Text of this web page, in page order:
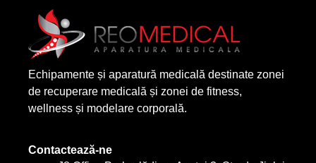
Echipamente și aparatură medicală destinate zonei
de recuperare medicală și zonei de fitness,
wellness și modelare corporală.
Contactează-ne